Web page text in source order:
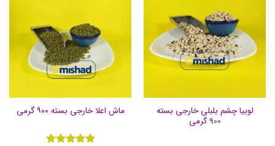
لوبیا چشم بلبلی خارجی بسته
900 گرمی
ماش اعلا خارجی بسته ۹۰۰ گرمی